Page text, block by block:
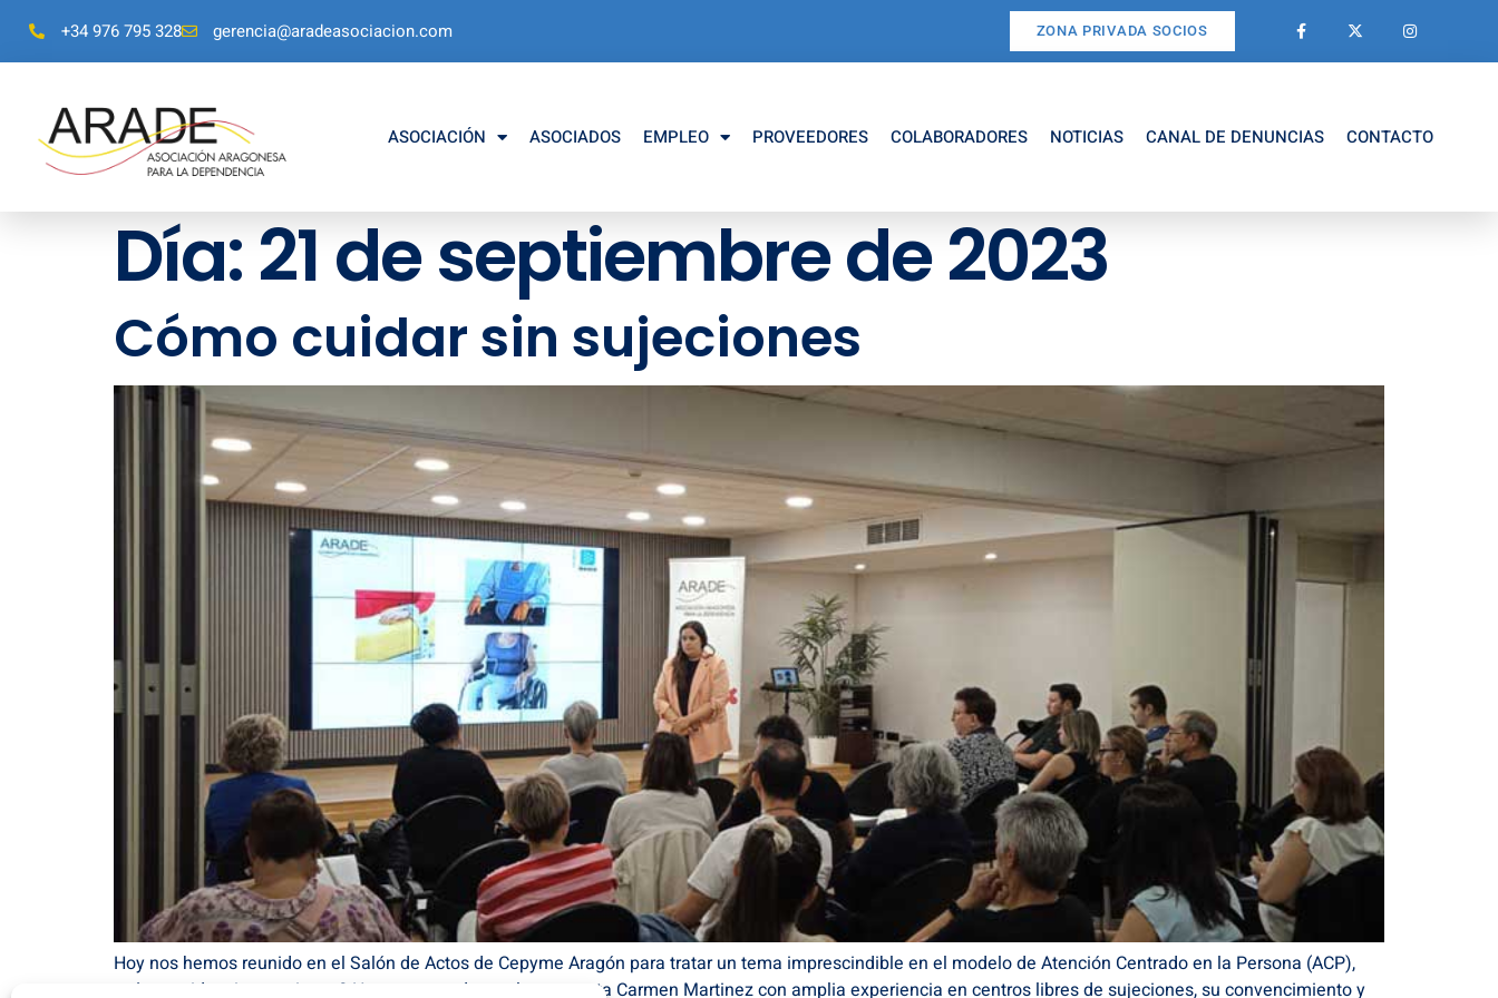
+34 976 795 328 gerencia@aradeasociacion.com ZONA PRIVADA SOCIOS
ASOCIACIÓN ASOCIADOS EMPLEO PROVEEDORES COLABORADORES NOTICIAS CANAL DE DENUNCIAS CONTACTO
Día:21 de septiembre de 2023
Cómo cuidar sin sujeciones
Hoy nos hemos reunido en el Salón de Actos de Cepyme Aragón para tratar un tema imprescindible en el modelo de Atención Centrado en la Persona (ACP),
¿cómo cuidar sin sujeciones? Hemos contado con la terapeuta Carmen Martinez con amplia experiencia en centros libres de sujeciones, su convencimiento y